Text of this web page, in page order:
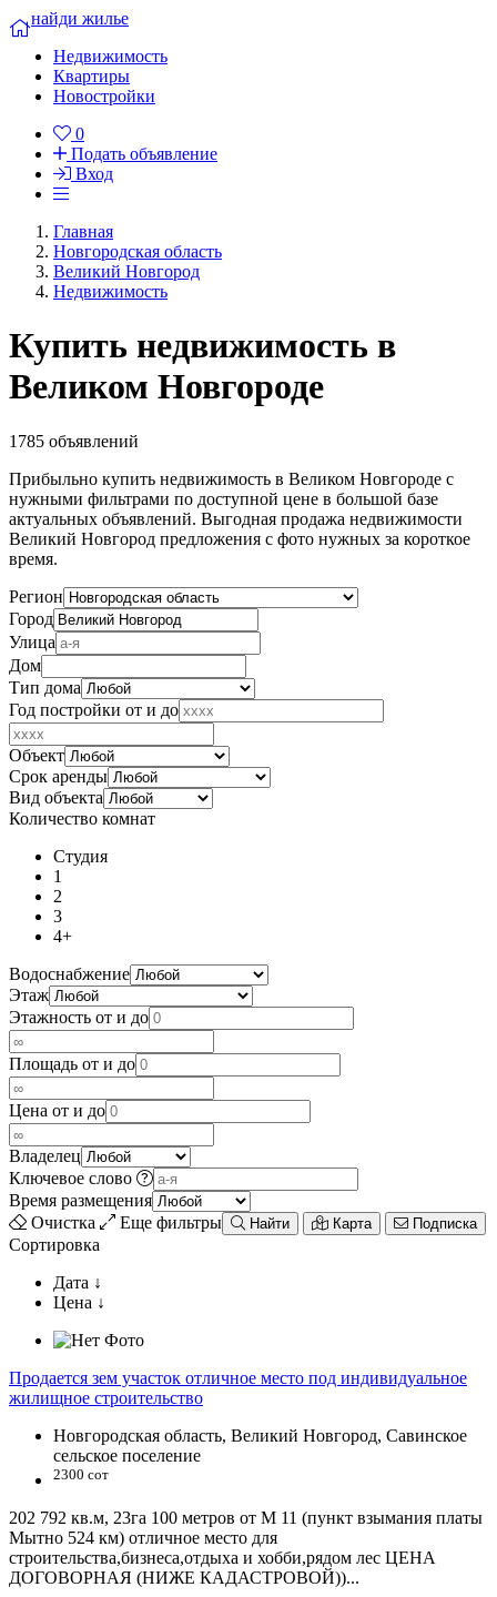
найди жилье
Недвижимость
Квартиры
Новостройки
0
Подать объявление
Вход
Главная
Новгородская область
Великий Новгород
Недвижимость
Купить недвижимость в
Великом Новгороде
1785 объявлений
Прибыльно купить недвижимость в Великом Новгороде c
нужными фильтрами по доступной цене в большой базе
актуальных объявлений. Выгодная продажа недвижимости
Великий Новгород предложения с фото нужных за короткое
время.
Регион
Город
Улица
Дом
Тип дома
Год постройки от и до
Объект
Срок аренды
Вид объекта
Количество комнат
Студия
1
2
3
4+
Водоснабжение
Этаж
Этажность от и до
Площадь от и до
Цена от и до
Владелец
Ключевое слово
Время размещения
Очистка
Еще фильтры Найти Карта Подписка
Сортировка
Дата ↓
Цена ↓
Продается зем участок отличное место под индивидуальное
жилищное строительство
Новгородская область, Великий Новгород, Савинское
сельское поселение
2300 сот
202 792 кв.м, 23га 100 метров от М 11 (пункт взымания платы
Мытно 524 км) отличное место для
строительства,бизнеса,отдыха и хобби,рядом лес ЦЕНА
ДОГОВОРНАЯ (НИЖЕ КАДАСТРОВОЙ))...